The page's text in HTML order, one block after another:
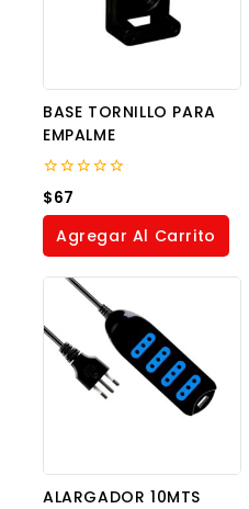
BASE TORNILLO PARA
EMPALME
0
out
of
$67
Agregar Al Carrito
ALARGADOR 10MTS